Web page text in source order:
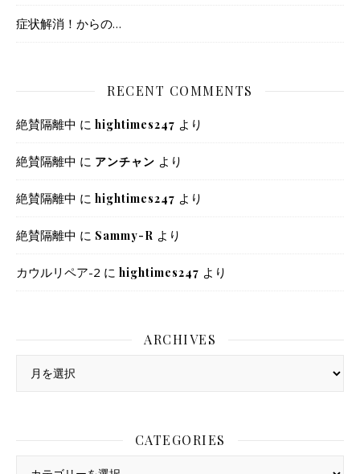
症状解消！からの…
RECENT COMMENTS
絶賛隔離中 に hightimes247 より
絶賛隔離中 に アンチャン より
絶賛隔離中 に hightimes247 より
絶賛隔離中 に Sammy-R より
カウルリペア-2 に hightimes247 より
ARCHIVES
Archives
CATEGORIES
Categories